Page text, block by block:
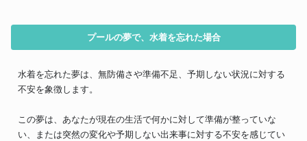
プールの夢で、水着を忘れた場合
水着を忘れた夢は、無防備さや準備不足、予期しない状況に対する
不安を象徴します。
この夢は、あなたが現在の生活で何かに対して準備が整っていな
い、または突然の変化や予期しない出来事に対する不安を感じてい